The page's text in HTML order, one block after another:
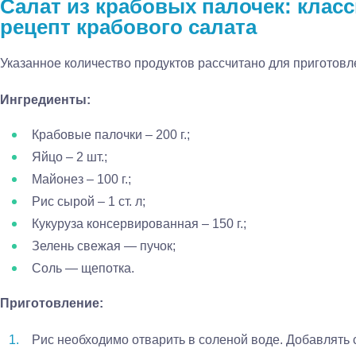
Салат из крабовых палочек:
рецепт крабового салата
Указанное количество продуктов рассчитано для
Ингредиенты:
Крабовые палочки – 200 г.;
Яйцо – 2 шт.;
Майонез – 100 г.;
Рис сырой – 1 ст. л;
Кукуруза консервированная – 150 г.;
Зелень свежая — пучок;
Соль — щепотка.
Приготовление:
Рис необходимо отварить в соленой воде. Добавлять